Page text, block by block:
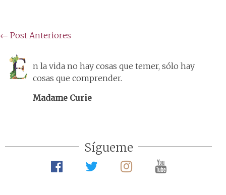
Posts
navigation
← Post Anteriores
n la vida no hay cosas que temer, sólo hay
cosas que comprender.
Madame Curie
Sígueme